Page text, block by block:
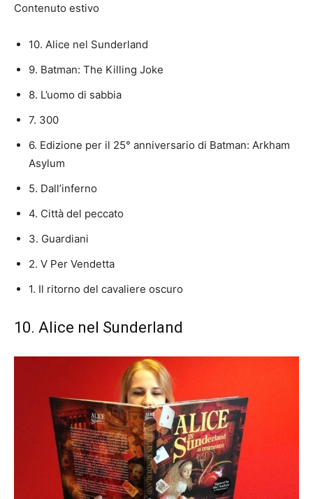
Contenuto estivo
10. Alice nel Sunderland
9. Batman: The Killing Joke
8. L’uomo di sabbia
7. 300
6. Edizione per il 25° anniversario di Batman: Arkham
Asylum
5. Dall’inferno
4. Città del peccato
3. Guardiani
2. V Per Vendetta
1. Il ritorno del cavaliere oscuro
10. Alice nel Sunderland